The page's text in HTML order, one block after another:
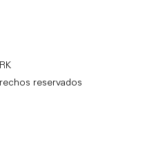
reservados